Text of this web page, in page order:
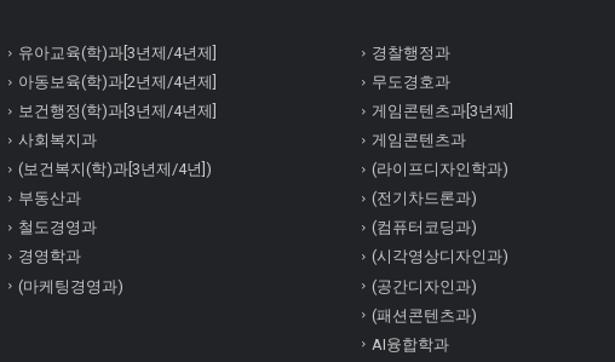
유아교육(학)과[3년제/4년제]
아동보육(학)과[2년제/4년제]
보건행정(학)과[3년제/4년제]
사회복지과
(보건복지(학)과[3년제/4년])
부동산과
철도경영과
경영학과
(마케팅경영과)
경찰행정과
무도경호과
게임콘텐츠과[3년제]
게임콘텐츠과
(라이프디자인학과)
(전기차드론과)
(컴퓨터코딩과)
(시각영상디자인과)
(공간디자인과)
(패션콘텐츠과)
AI융합학과